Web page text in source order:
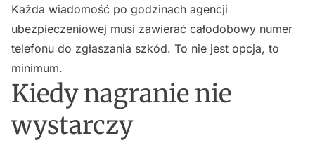
Każda wiadomość po godzinach agencji
ubezpieczeniowej musi zawierać całodobowy numer
telefonu do zgłaszania szkód. To nie jest opcja, to
minimum.
Kiedy nagranie nie
wystarczy